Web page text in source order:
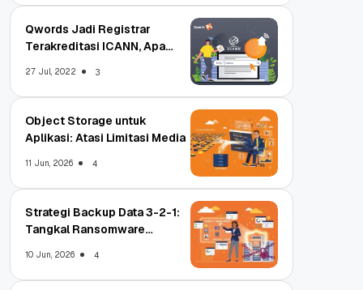
Qwords Jadi Registrar
Terakreditasi ICANN, Apa
27 Jul, 2022 3
Object Storage untuk
Aplikasi: Atasi Limitasi Media
11 Jun, 2026 4
Strategi Backup Data 3-2-1:
Tangkal Ransomware
10 Jun, 2026 4